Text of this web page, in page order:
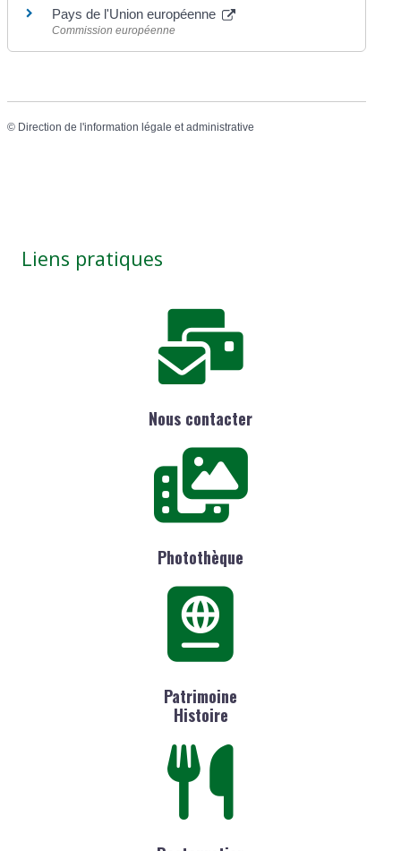
Pays de l'Union européenne
Commission européenne
© Direction de l'information légale et administrative
Liens pratiques
Nous contacter
Photothèque
Patrimoine
Histoire